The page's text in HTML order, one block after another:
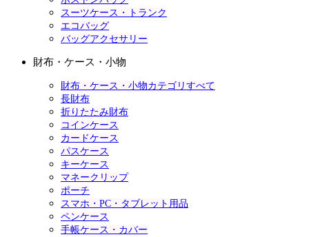
スーツケース・トランク
エコバッグ
バッグアクセサリー
財布・ケース・小物
財布・ケース・小物カテゴリすべて
長財布
折りたたみ財布
コインケース
カードケース
パスケース
キーケース
マネークリップ
ポーチ
スマホ・PC・タブレット用品
ペンケース
手帳ケース・カバー